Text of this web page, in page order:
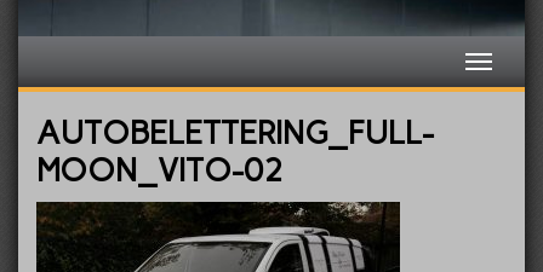
AUTOBELETTERING_FULL-
MOON_VITO-02